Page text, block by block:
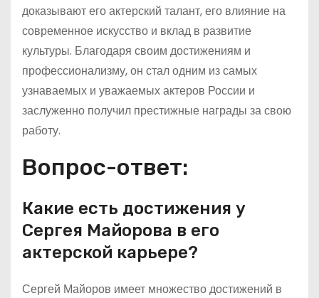
доказывают его актерский талант, его влияние на
современное искусство и вклад в развитие
культуры. Благодаря своим достижениям и
профессионализму, он стал одним из самых
узнаваемых и уважаемых актеров России и
заслуженно получил престижные награды за свою
работу.
Вопрос-ответ:
Какие есть достижения у
Сергея Майорова в его
актерской карьере?
Сергей Майоров имеет множество достижений в